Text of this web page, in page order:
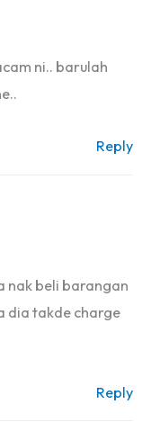
ni.. barulah
Reply
nak beli barangan
dia takde charge
Reply